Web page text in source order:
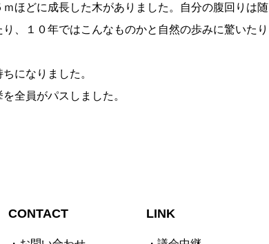
ほどに成長した木がありました。自分の腹回りは随
、１０年ではこんなものかと自然の歩みに驚いたり
になりました。
を全員がパスしました。
CONTACT LINK